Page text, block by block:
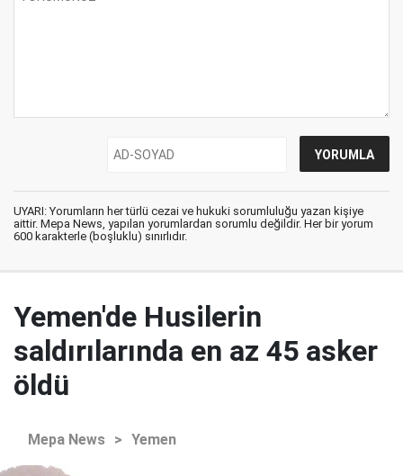
UYARI: Yorumların her türlü cezai ve hukuki sorumluluğu yazan kişiye
aittir. Mepa News, yapılan yorumlardan sorumlu değildir. Her bir yorum
600 karakterle (boşluklu) sınırlıdır.
Yemen'de Husilerin
saldırılarında en az 45 asker
öldü
Mepa News > Yemen